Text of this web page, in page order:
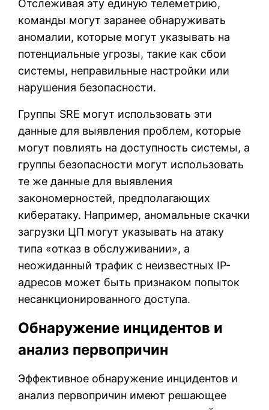
Отслеживая эту единую телеметрию,
команды могут заранее обнаруживать
аномалии, которые могут указывать на
потенциальные угрозы, такие как сбои
системы, неправильные настройки или
нарушения безопасности.
Группы SRE могут использовать эти
данные для выявления проблем, которые
могут повлиять на доступность системы, а
группы безопасности могут использовать
те же данные для выявления
закономерностей, предполагающих
кибератаку. Например, аномальные скачки
загрузки ЦП могут указывать на атаку
типа «отказ в обслуживании», а
неожиданный трафик с неизвестных IP-
адресов может быть признаком попыток
несанкционированного доступа.
Обнаружение инцидентов и
анализ первопричин
Эффективное обнаружение инцидентов и
анализ первопричин имеют решающее